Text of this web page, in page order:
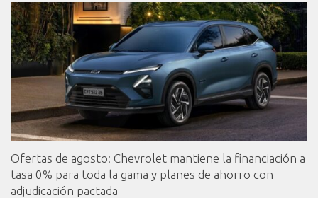
Ofertas de agosto: Chevrolet mantiene la financiación a
tasa 0% para toda la gama y planes de ahorro con
adjudicación pactada